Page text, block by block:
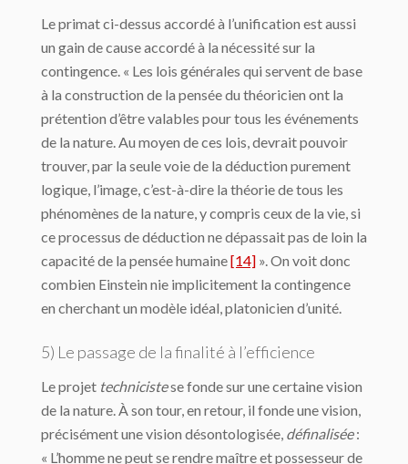
Le primat ci-dessus accordé à l’unification est aussi
un gain de cause accordé à la né­cessité sur la
contingence. « Les lois générales qui servent de base
à la construction de la pensée du théoricien ont la
prétention d’être valables pour tous les événements
de la nature. Au moyen de ces lois, devrait pouvoir
trouver, par la seule voie de la déduction purement
logique, l’image, c’est-à-dire la théorie de tous les
phénomènes de la nature, y compris ceux de la vie, si
ce processus de déduction ne dépassait pas de loin la
capacité de la pensée humaine[14] ». On voit donc
combien Einstein nie implicitement la contin­gence
en cherchant un modèle idéal, platonicien d’unité.
5) Le passage de la finalité à l’efficience
Le projet technicistese fonde sur une certaine vision
de la nature. À son tour, en re­tour, il fonde une vision,
précisément une vision désontologisée, définalisée:
« L’homme ne peut se rendre maître et possesseur de